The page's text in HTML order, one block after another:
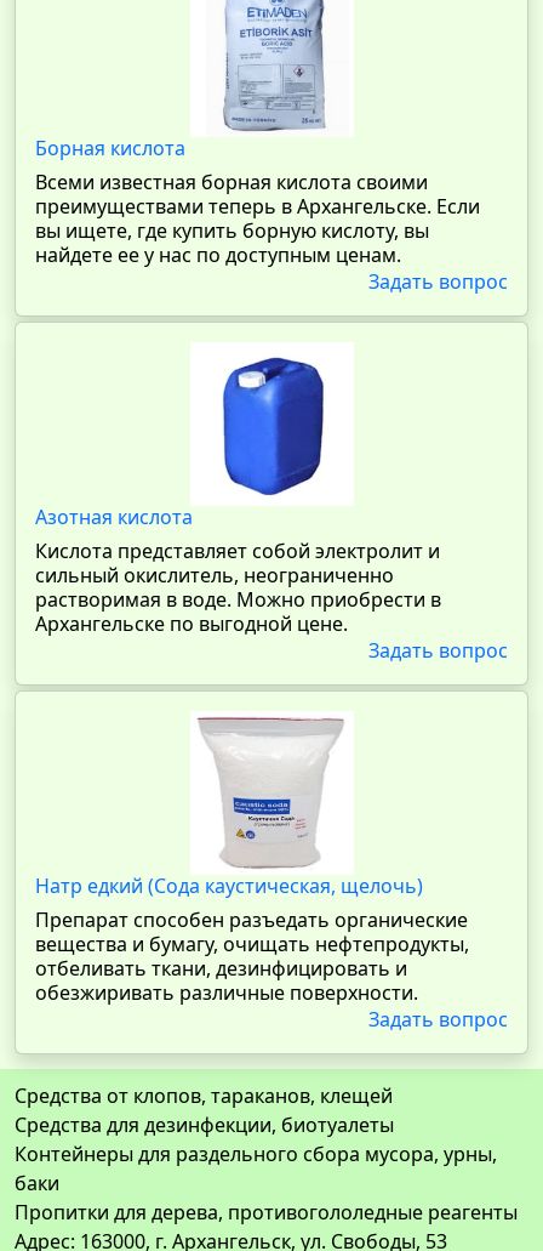
Борная кислота
Всеми известная борная кислота своими
преимуществами теперь в Архангельске. Если
вы ищете, где купить борную кислоту, вы
найдете ее у нас по доступным ценам.
Задать вопрос
Азотная кислота
Кислота представляет собой электролит и
сильный окислитель, неограниченно
растворимая в воде. Можно приобрести в
Архангельске по выгодной цене.
Задать вопрос
Натр едкий (Сода каустическая, щелочь)
Препарат способен разъедать органические
вещества и бумагу, очищать нефтепродукты,
отбеливать ткани, дезинфицировать и
обезжиривать различные поверхности.
Задать вопрос
Средства от клопов, тараканов, клещей
Средства для дезинфекции, биотуалеты
Контейнеры для раздельного сбора мусора, урны,
баки
Пропитки для дерева, противогололедные реагенты
Адрес: 163000, г. Архангельск, ул. Свободы, 53